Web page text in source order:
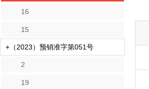
16
15
+（2023）预销准字第051号
2
19